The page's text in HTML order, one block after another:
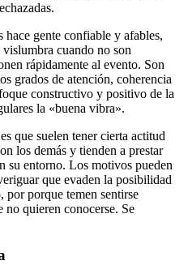
hace gente confiable y afables,
cuando no son
rápidamente al evento. Son
grados de atención, coherencia
constructivo y positivo de la
la «buena vibra».
que suelen tener cierta actitud
los demás y tienden a prestar
su entorno. Los motivos pueden
que evaden la posibilidad
por porque temen sentirse
no quieren conocerse. Se